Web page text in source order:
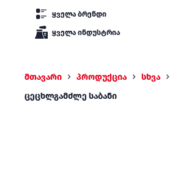
ყველა ბრენდი
ყველა ინდუსტრია
მთავარი პროდუქცია
სხვა
ცეცხლგამძლე საბანი